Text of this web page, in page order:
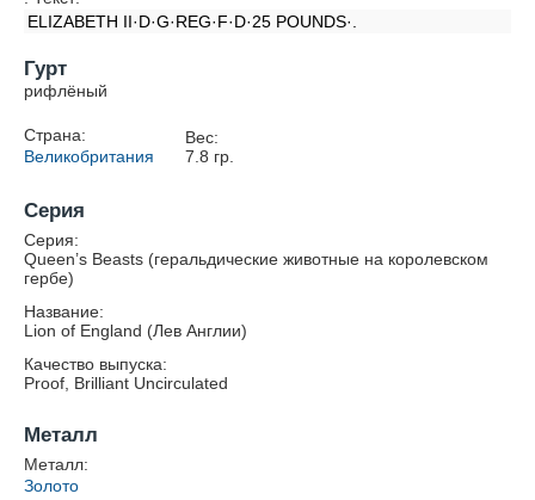
ELIZABETH II·D·G·REG·F·D·25 POUNDS·.
Гурт
рифлёный
Страна:
Великобритания
Вес:
7.8 гр.
Серия
Серия:
Queen’s Beasts (геральдические животные на королевском
гербе)
Название:
Lion of England (Лев Англии)
Качество выпуска:
Proof, Brilliant Uncirculated
Металл
Металл:
Золото